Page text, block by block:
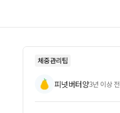
체중관리팁
피넛버터양3년 이상 전